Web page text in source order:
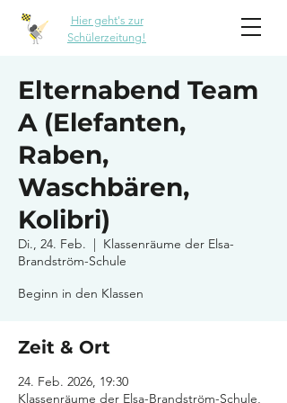
Hier geht's zur
Schülerzeitung!
Elternabend Team
A (Elefanten,
Raben,
Waschbären,
Kolibri)
Di., 24. Feb.
  |
Klassenräume der Elsa-
Brandström-Schule
Beginn in den Klassen
Zeit & Ort
24. Feb. 2026, 19:30
Klassenräume der Elsa-Brandström-Schule,